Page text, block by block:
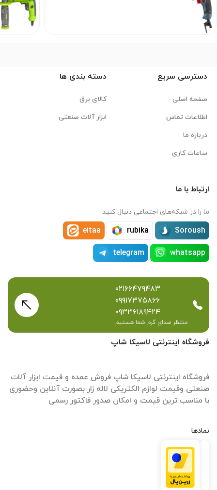
فروشگاه اینترنتی لاسیکا شاپ
فروشگاه اینترنتی لاسیکا شاپ فروش عمده و قیمت ابزار آلات
صنعتی وقیمت لوازم الکتریکی لاله زار بصورت آنلاین وحضوری
با مناسب ترین قیمت و امکان صدور فاکتور رسمی
نمادها
دسترسی سریع
صفحه اصلی
اطلاعات تماس
درباره ما
ساعات کاری
دسته بندی ها
کالای برق
ابزار آلات صنعتی
ارتباط با ما
ما را در شبکه‌های اجتماعی دنبال کنید
Soroush
rubika
eitaa
whatsapp
telegram
۰۲۱۶۶۴۷۹۴۸۳
۰۹۹۱۷۳۷۵۸۶۶
۰۹۳۳۶۱۸۹۴۲۴
منتظر صدای گرم شما هستیم